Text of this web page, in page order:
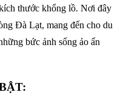
thước khổng lồ. Nơi đây
Đà Lạt, mang đến cho du
bức ảnh sống ảo ấn